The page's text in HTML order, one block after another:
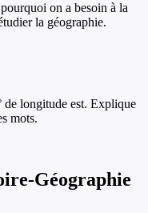
on a besoin à la
la géographie.
de longitude est. Explique
mots.
Géographie